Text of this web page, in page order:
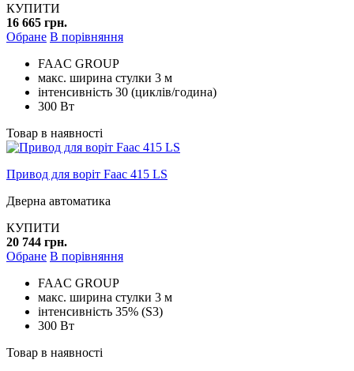
КУПИТИ
16 665 грн.
Обране В порівняння
FAAC GROUP
макс. ширина стулки 3 м
інтенсивність 30 (циклів/година)
300 Вт
Товар в наявності
Привод для воріт Faac 415 LS
Дверна автоматика
КУПИТИ
20 744 грн.
Обране В порівняння
FAAC GROUP
макс. ширина стулки 3 м
інтенсивність 35% (S3)
300 Вт
Товар в наявності